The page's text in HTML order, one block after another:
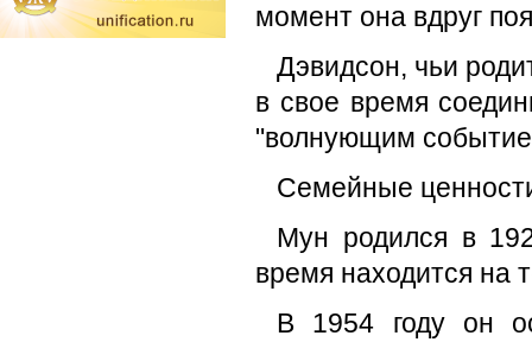
момент она вдруг
Дэвидсон, чьи
в свое время
"волнующим
Семейные
Мун родился в
время находится на
В 1954 году он